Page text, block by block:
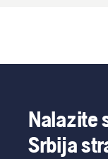
Nalazite
Srbija